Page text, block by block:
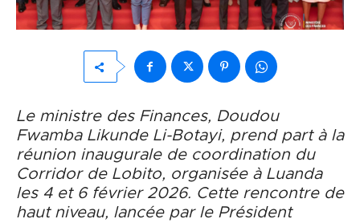
Le ministre des Finances, Doudou
Fwamba Likunde Li-Botayi, prend part à la
réunion inaugurale de coordination du
Corridor de Lobito, organisée à Luanda
les 4 et 6 février 2026. Cette rencontre de
haut niveau, lancée par le Président